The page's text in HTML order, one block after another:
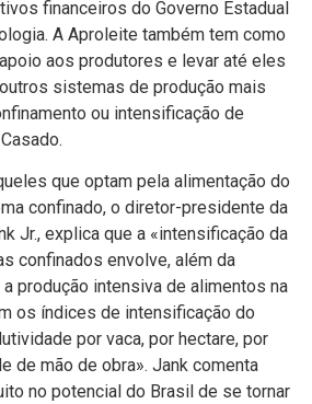
financeiros do Governo Estadual
A Aproleite também tem como
aos produtores e levar até eles
sistemas de produção mais
ou intensificação de
que optam pela alimentação do
confinado, o diretor-presidente da
Jr., explica que a «intensificação da
confinados envolve, além da
produção intensiva de alimentos na
os í­ndices de intensificação do
por vaca, por hectare, por
de mão de obra». Jank comenta
no potencial do Brasil de se tornar